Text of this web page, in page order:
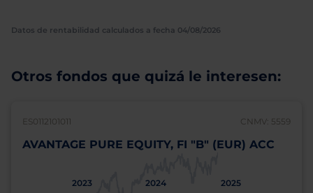
Datos de rentabilidad calculados a fecha 04/08/2026
Otros fondos que quizá le interesen:
ES0112101011 CNMV: 5559
AVANTAGE PURE EQUITY, FI "B" (EUR) ACC
2023 2024 2025